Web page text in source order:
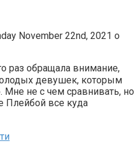
November 22nd, 2021 о
раз обращала внимание,
девушек, которым
Мне не с чем сравнивать, но
Плейбой все куда